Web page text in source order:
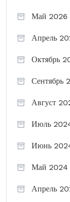
Май 2026
Апрель
Октябрь
Сентябрь
Август
Июль
Июнь
Май 2024
Апрель